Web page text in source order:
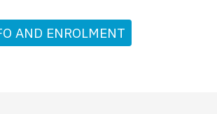
AND ENROLMENT